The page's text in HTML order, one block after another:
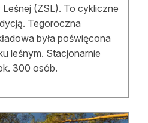
Leśnej (ZSL). To cykliczne
Tegoroczna
była poświęcona
leśnym. Stacjonarnie
300 osób.